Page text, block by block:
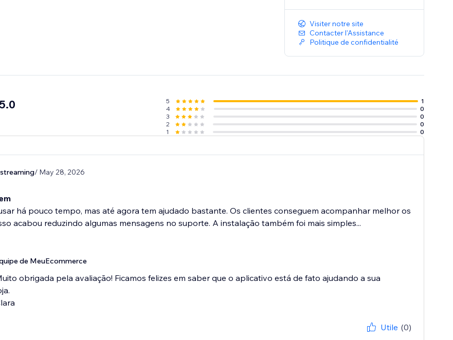
Visiter notre site
Contacter l'Assistance
Politique de confidentialité
5
1
4
0
3
0
2
0
1
0
/ May 28, 2026
há pouco tempo, mas até agora tem ajudado bastante. Os clientes conseguem acompanhar melhor os
acabou reduzindo algumas mensagens no suporte. A instalação também foi mais simples...
de MeuEcommerce
obrigada pela avaliação! Ficamos felizes em saber que o aplicativo está de fato ajudando a sua
Utile (0)